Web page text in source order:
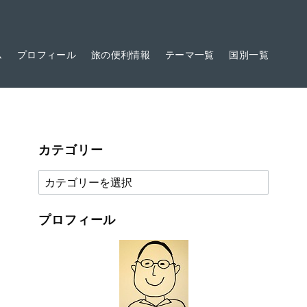
プロフィール 旅の便利情報 テーマ一覧 国別一覧
カテゴリー
カ
テ
ゴ
プロフィール